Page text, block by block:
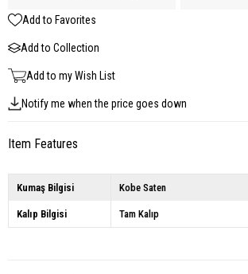
Add to Favorites
Add to Collection
Add to my Wish List
Notify me when the price goes down
Item Features
Kumaş Bilgisi Kobe Saten
Kalıp Bilgisi Tam Kalıp